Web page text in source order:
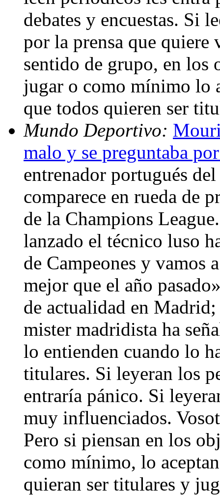
debates y encuestas. Si
por la prensa que quiere
sentido de grupo, en los
jugar o como mínimo lo
que todos quieren ser
Mundo Deportivo:
malo y se preguntaba
entrenador portugués
comparece en rueda de
de la Champions
lanzado el técnico luso
de Campeones y vamos
mejor que el año
de actualidad en
mister madridista ha
lo entienden cuando lo
titulares. Si leyeran los
entraría pánico. Si
muy influenciados.
Pero si piensan en los
como mínimo, lo
quieran ser titulares y